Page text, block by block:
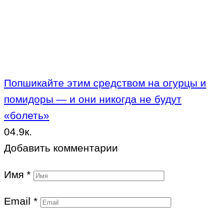
Попшикайте этим средством на огурцы и
помидоры — и они никогда не будут
«болеть»
04.9к.
Добавить комментарии
Имя *
Email *